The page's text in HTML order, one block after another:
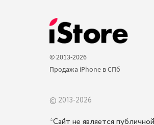
© 2013-2026
Продажа iPhone в СПб
© 2013-2026
*Сайт не является